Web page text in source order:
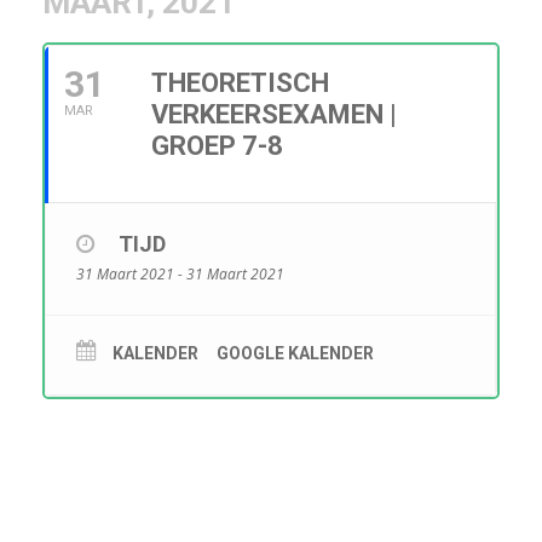
31
MAR
THEORETISCH
VERKEERSEXAMEN |
GROEP 7-8
TIJD
31 Maart 2021 - 31 Maart 2021
KALENDER GOOGLE KALENDER